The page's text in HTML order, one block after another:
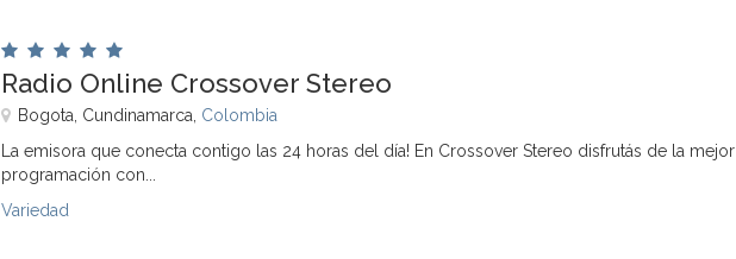
Radio Online Crossover Stereo
Bogota, Cundinamarca, Colombia
La emisora que conecta contigo las 24 horas del día! En Crossover Stereo disfrutás de la mejor
programación con...
Variedad